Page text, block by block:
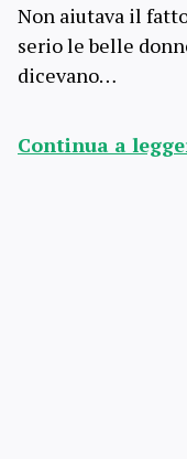
Non aiutava il
serio le belle
dicevano…
Continua a